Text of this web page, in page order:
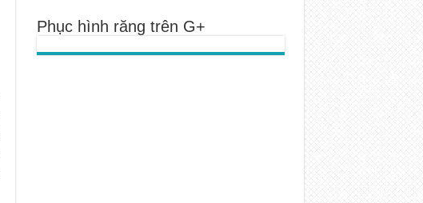
Phục hình răng trên G+